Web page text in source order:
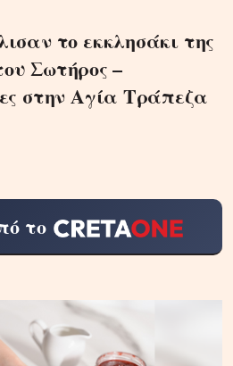
το εκκλησάκι της
Σωτήρος –
στην Αγία Τράπεζα
το